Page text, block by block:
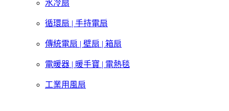
水冷扇
循環扇 | 手持電扇
傳統電扇 | 壁扇 | 箱扇
電暖器 | 暖手寶 | 電熱毯
工業用風扇